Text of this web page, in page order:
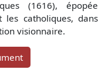
(1616), épopée
catholiques, dans
visionnaire.